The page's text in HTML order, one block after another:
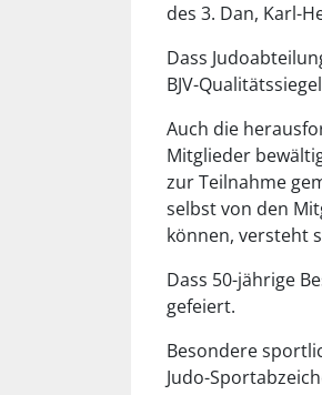
des 3. Dan, Karl-
Dass
BJV-
Auch die
Mitglieder
zur Teilnahme
selbst von den
können, versteht
Dass 50-jährige
gefeiert.
Besondere
Judo-